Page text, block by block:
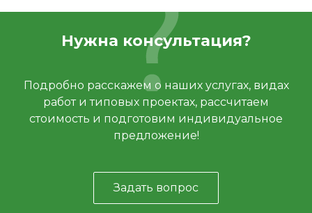
Нужна консультация?
Подробно расскажем о наших услугах, видах
работ и типовых проектах, рассчитаем
стоимость и подготовим индивидуальное
предложение!
Задать вопрос